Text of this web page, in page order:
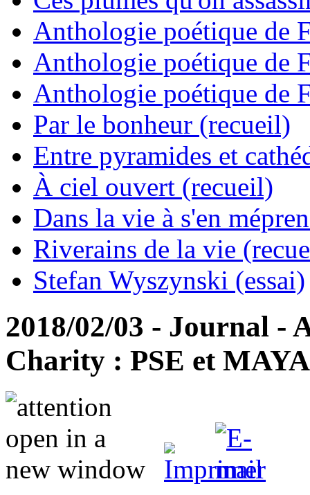
Anthologie poétique de
Anthologie poétique de
Anthologie poétique de
Par le bonheur (recueil)
Entre pyramides et
À ciel ouvert (recueil)
Dans la vie à s'en
Riverains de la vie
Stefan Wyszynski (essai)
2018/02/03 - Journal -
Charity : PSE et